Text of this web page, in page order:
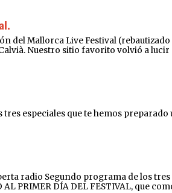
del Mallorca Live Festival
Nuestro sitio favorito volvió a lucir
especiales que te hemos preparado
radio Segundo programa de los tres
PRIMER DÍA DEL FESTIVAL, que